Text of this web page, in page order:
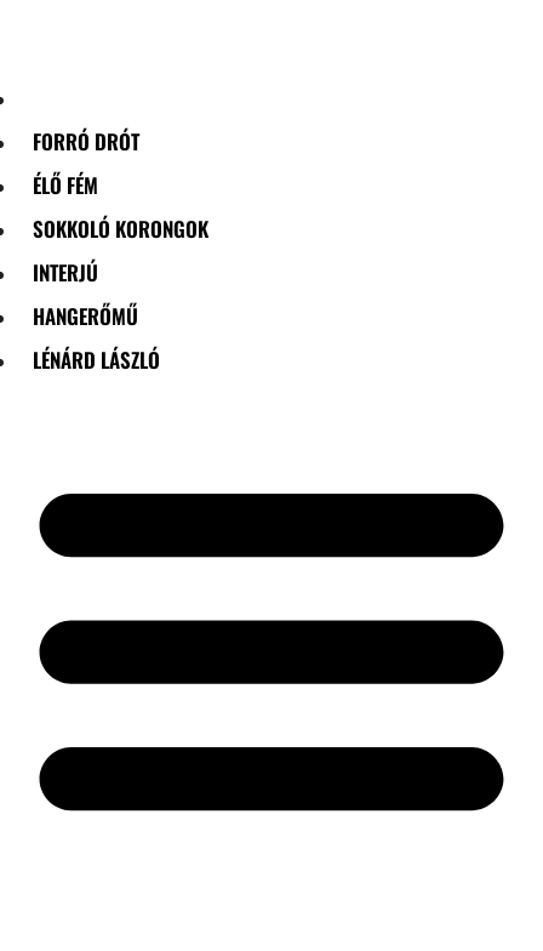
FORRÓ DRÓT
ÉLŐ FÉM
SOKKOLÓ KORONGOK
INTERJÚ
HANGERŐMŰ
LÉNÁRD LÁSZLÓ